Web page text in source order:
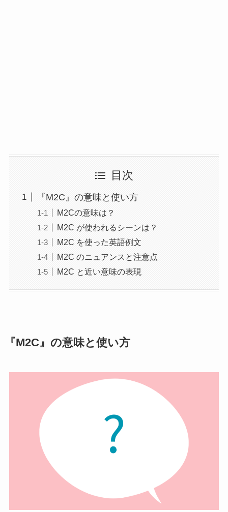
目次
『M2C』の意味と使い方
M2Cの意味は？
M2C が使われるシーンは？
M2C を使った英語例文
M2C のニュアンスと注意点
M2C と近い意味の表現
『M2C』の意味と使い方